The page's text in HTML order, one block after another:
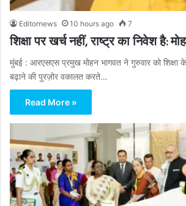
Editornews 10 hours ago 7
शिक्षा पर खर्च नहीं, राष्ट्र का निवेश है:
मुंबई : आरएसएस प्रमुख मोहन भागवत ने गुरुवार को शिक्षा
बढ़ाने की पुरज़ोर वकालत करते…
Read More »